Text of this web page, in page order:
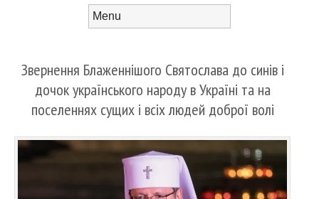
Звернення Блаженнішого Святослава до синів і
дочок українського народу в Україні та на
поселеннях сущих і всіх людей доброї волі